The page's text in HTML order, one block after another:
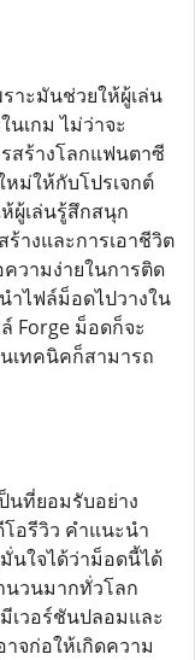
าะมันช่วยให้ผู้เล่น
นเกม ไม่ว่าจะ
สร้างโลกแฟนตาซี
ม่ให้กับโปรเจกต์
ผู้เล่นรู้สึกสนุก
ร้างและการเอาชีวิต
วามง่ายในการติด
ำไฟล์ม็อดไปวางใน
Forge ม็อดก็จะ
เทคนิคก็สามารถ
นที่ยอมรับอย่าง
อรีวิว คำแนะนำ
นใจได้ว่าม็อดนี้ได้
นวนมากทั่วโลก
เวอร์ชันปลอมและ
จก่อให้เกิดความ